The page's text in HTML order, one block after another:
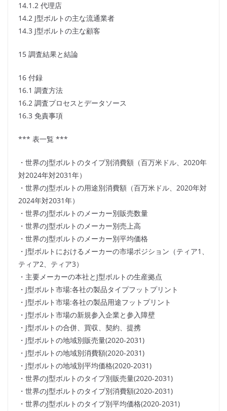
14.1.2 代理店
14.2 J型ボルトの主な流通業者
14.3 J型ボルトの主な顧客
15 調査結果と結論
16 付録
16.1 調査方法
16.2 調査プロセスとデータソース
16.3 免責事項
*** 表一覧 ***
・世界のJ型ボルトのタイプ別消費額（百万米ドル、2020年
対2024年対2031年）
・世界のJ型ボルトの用途別消費額（百万米ドル、2020年対
2024年対2031年）
・世界のJ型ボルトのメーカー別販売数量
・世界のJ型ボルトのメーカー別売上高
・世界のJ型ボルトのメーカー別平均価格
・J型ボルトにおけるメーカーの市場ポジション（ティア1、
ティア2、ティア3）
・主要メーカーの本社とJ型ボルトの生産拠点
・J型ボルト市場:各社の製品タイプフットプリント
・J型ボルト市場:各社の製品用途フットプリント
・J型ボルト市場の新規参入企業と参入障壁
・J型ボルトの合併、買収、契約、提携
・J型ボルトの地域別販売量(2020-2031)
・J型ボルトの地域別消費額(2020-2031)
・J型ボルトの地域別平均価格(2020-2031)
・世界のJ型ボルトのタイプ別販売量(2020-2031)
・世界のJ型ボルトのタイプ別消費額(2020-2031)
・世界のJ型ボルトのタイプ別平均価格(2020-2031)